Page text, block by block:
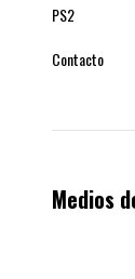
PS2
Contacto
Medios